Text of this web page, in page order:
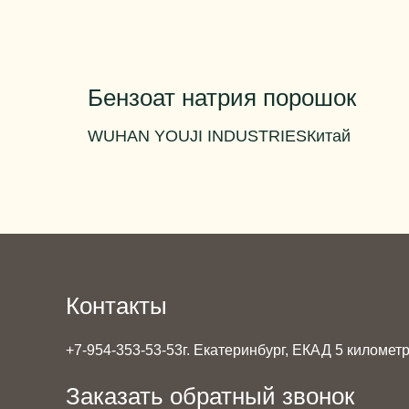
Бензоат натрия порошок
WUHAN YOUJI INDUSTRIESКитай
Контакты
+7-954-353-53-53г. Екатеринбург, ЕКАД 5
Заказать обратный звонок